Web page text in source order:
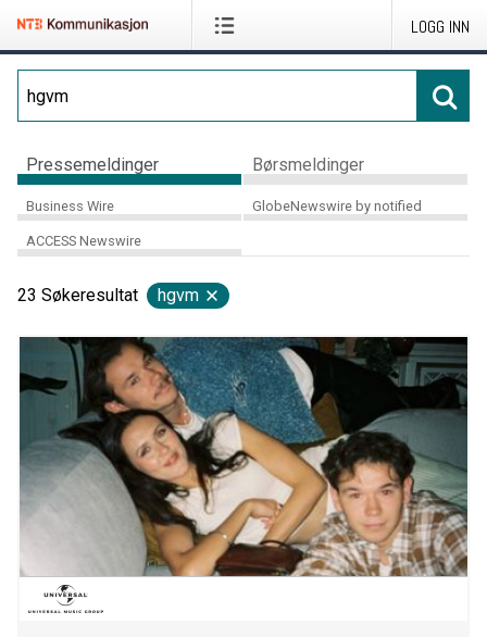
LOGG INN
Pressemeldinger Børsmeldinger
Business Wire GlobeNewswire by notified
ACCESS Newswire
23 Søkeresultat hgvm